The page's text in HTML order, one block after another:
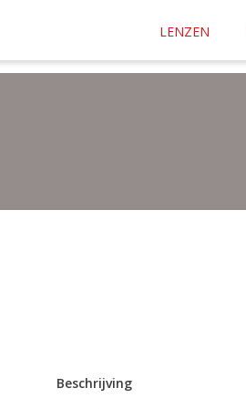
LENZEN
Beschrijving